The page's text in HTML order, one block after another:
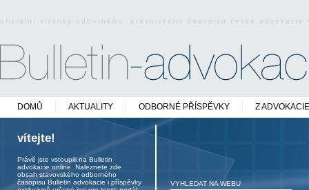
oficiální stránky odborného právnického časopisu české
DOMŮ AKTUALITY ODBORNÉ PŘÍSPĚVKY Z ADVOKACIE
vítejte!
Právě jste vstoupili na Bulletin
advokacie online. Naleznete zde
obsah stavovského odborného
časopisu Bulletin advokacie i příspěvky
VYHLEDAT NA WEBU